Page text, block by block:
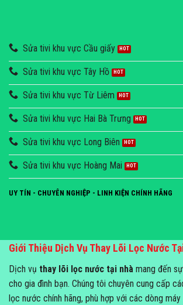
Sửa tivi khu vực Cầu giấy
Sửa tivi khu vực Tây Hồ
Sửa tivi khu vực Từ Liêm
Sửa tivi khu vực Hai Bà Trưng
Sửa tivi khu vực Long Biên
Sửa tivi khu vực Hoàng Mai
UY TÍN - CHUYÊN NGHIỆP - LINH KIỆN CHÍNH HÃNG
Giới Thiệu Dịch Vụ Thay Lõi Lọc Nước
Dịch vụ thay lõi lọc nước tại nhà mang đến
cho gia đình bạn. Chúng tôi chuyên cung cấp
lọc nước chính hãng, phù hợp với các dòng